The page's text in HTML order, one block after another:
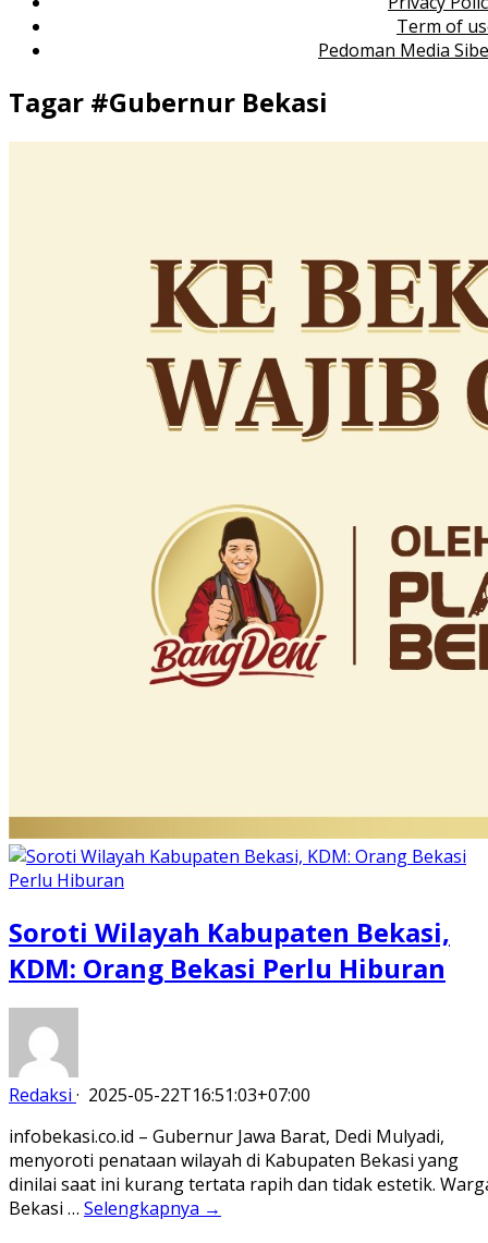
Term of
Pedoman Media
Tagar #Gubernur Bekasi
Soroti Wilayah Kabupaten Bekasi,
KDM: Orang Bekasi Perlu Hiburan
Redaksi · 2025-05-22T16:51:03+07:00
infobekasi.co.id – Gubernur Jawa Barat, Dedi Mulyadi,
menyoroti penataan wilayah di Kabupaten Bekasi yang
dinilai saat ini kurang tertata rapih dan tidak estetik.
Bekasi … Selengkapnya →